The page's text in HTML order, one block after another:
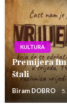
KULTURA
Premijera
štali
Biram DOBRO